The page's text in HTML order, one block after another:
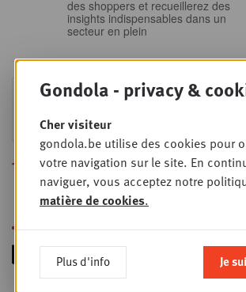
des shoppers et recueillerez des
insights indispensables dans un
secteur en plein
JEU
SEPT
Sales & nego Summit
Sales & Nego summit 2026
Toutes les formations
Gondola - privacy &
Cher visiteur
gondola.be utilise des cookies pour
votre navigation sur le site. En
naviguer, vous acceptez notre
matière de cookies.
Plus d'info Je